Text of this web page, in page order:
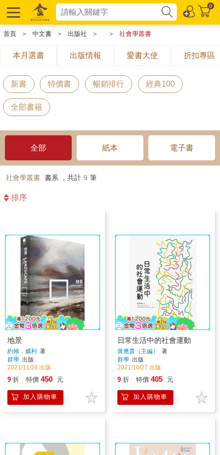
0
首頁 ＞ 中文書 ＞ 出版社 ＞ ＞ 社會學叢書
本月選書 出版情報 愛書大使 折扣專區
新書 特價書 暢銷排行 經典100
全部書籍
全部 紙本 電子書
社會學叢書 書系 ，共計 9 筆
排序
地景
約翰．威利 著
群學 出版
2021/11/26 出版
9 折 特價 450 元
加入購物車
日常生活中的社會運動
黃應貴（主編）
著
群學 出版
2021/10/27 出版
9 折 特價 405 元
加入購物車